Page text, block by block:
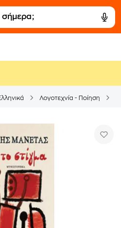
Λογοτεχνία - Ποίηση